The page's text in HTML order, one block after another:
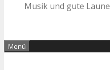
Musik und gute Laune
Menü